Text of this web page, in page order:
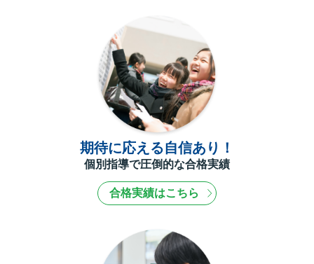
期待に応える自信あり！
個別指導で圧倒的な合格実績
合格実績はこちら